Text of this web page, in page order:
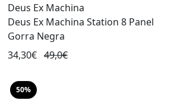
Deus Ex Machina
Deus Ex Machina Station 8 Panel
Gorra Negra
34,30€ 49,0€
50%